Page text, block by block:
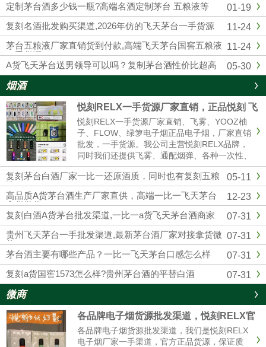
01-19
定制茅台酒多少钱一瓶?高端名酒定制茅台 五粮液等
11-24
复刻名酒批发购买渠道,2026年仿的飞天茅台一手货源
11-24
茅台五粮液厂家直销货到付款,高端飞天茅台国窖五粮液
一手货源
05-30
A货飞天茅台送男领导可以吗？复制茅台酒性价比超高
烟酒
悦刻RELX一手货源厂家直销，正品悦刻 飞
雾 各种一次性 烟弹超多
悦刻RELX一手货源厂家直销、飞雾、YOOZ柚
子、FLOW、绿箩电子烟正品电子烟，厂家直销
批发，一手货源。我公司主营悦刻RELX品牌，
同时我们还提供飞雾、通配烟弹、各种一次性、
冰熊、辣妹等各大品牌电子烟货源批发拿货，网
红同款电子烟一件代发，烟弹品味多，全国供货
批发。悦刻一手货源微信：...
05-11
复刻茅台白酒厂家一比一还原酒质，同时也有复刻五粮
液
12-23
高品质A货茅台酒生产厂家直供，高端一比一飞天茅台
拿货微信
07-31
复刻白酒A货茅台批发渠道,一比一a货飞天茅台酒商家
07-31
贵州飞天茅台一手批发渠道,最新茅台酒厂家对接拿货微
信
07-31
茅台酒主要有哪些产品？一比一飞天茅台口感怎么样
07-31
复刻a货国窖1573怎么样?贵州茅台酒的平替白酒
微商
各品牌电子烟货源批发渠道，悦刻RELX官
方进货拿货一件代发
各品牌电子烟货源批发渠道，我们是悦刻RELX
电子烟厂家一手渠道，官方正品货源，保证质